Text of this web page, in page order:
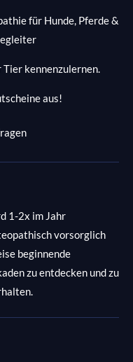
für Hunde, Pferde &
Tier kennenzulernen.
aus!
1-2x im Jahr
vorsorglich
beginnende
zu entdecken und zu